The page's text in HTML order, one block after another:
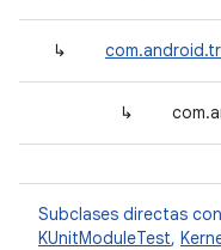
↳
↳
Subclases directas
KUnitModuleTest,